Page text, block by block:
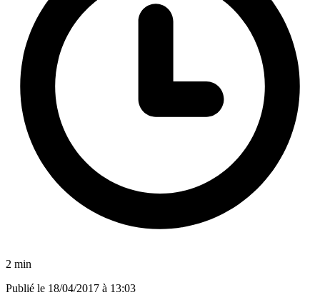
2 min
Publié le 18/04/2017 à 13:03